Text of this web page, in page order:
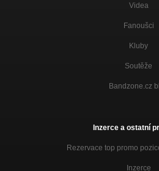
Videa
Fanoušci
Kluby
Soutěže
Bandzone.cz
Inzerce a ostatní
Rezervace top promo
Inzerce